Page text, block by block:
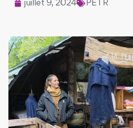
juillet 9, 2024 PETR